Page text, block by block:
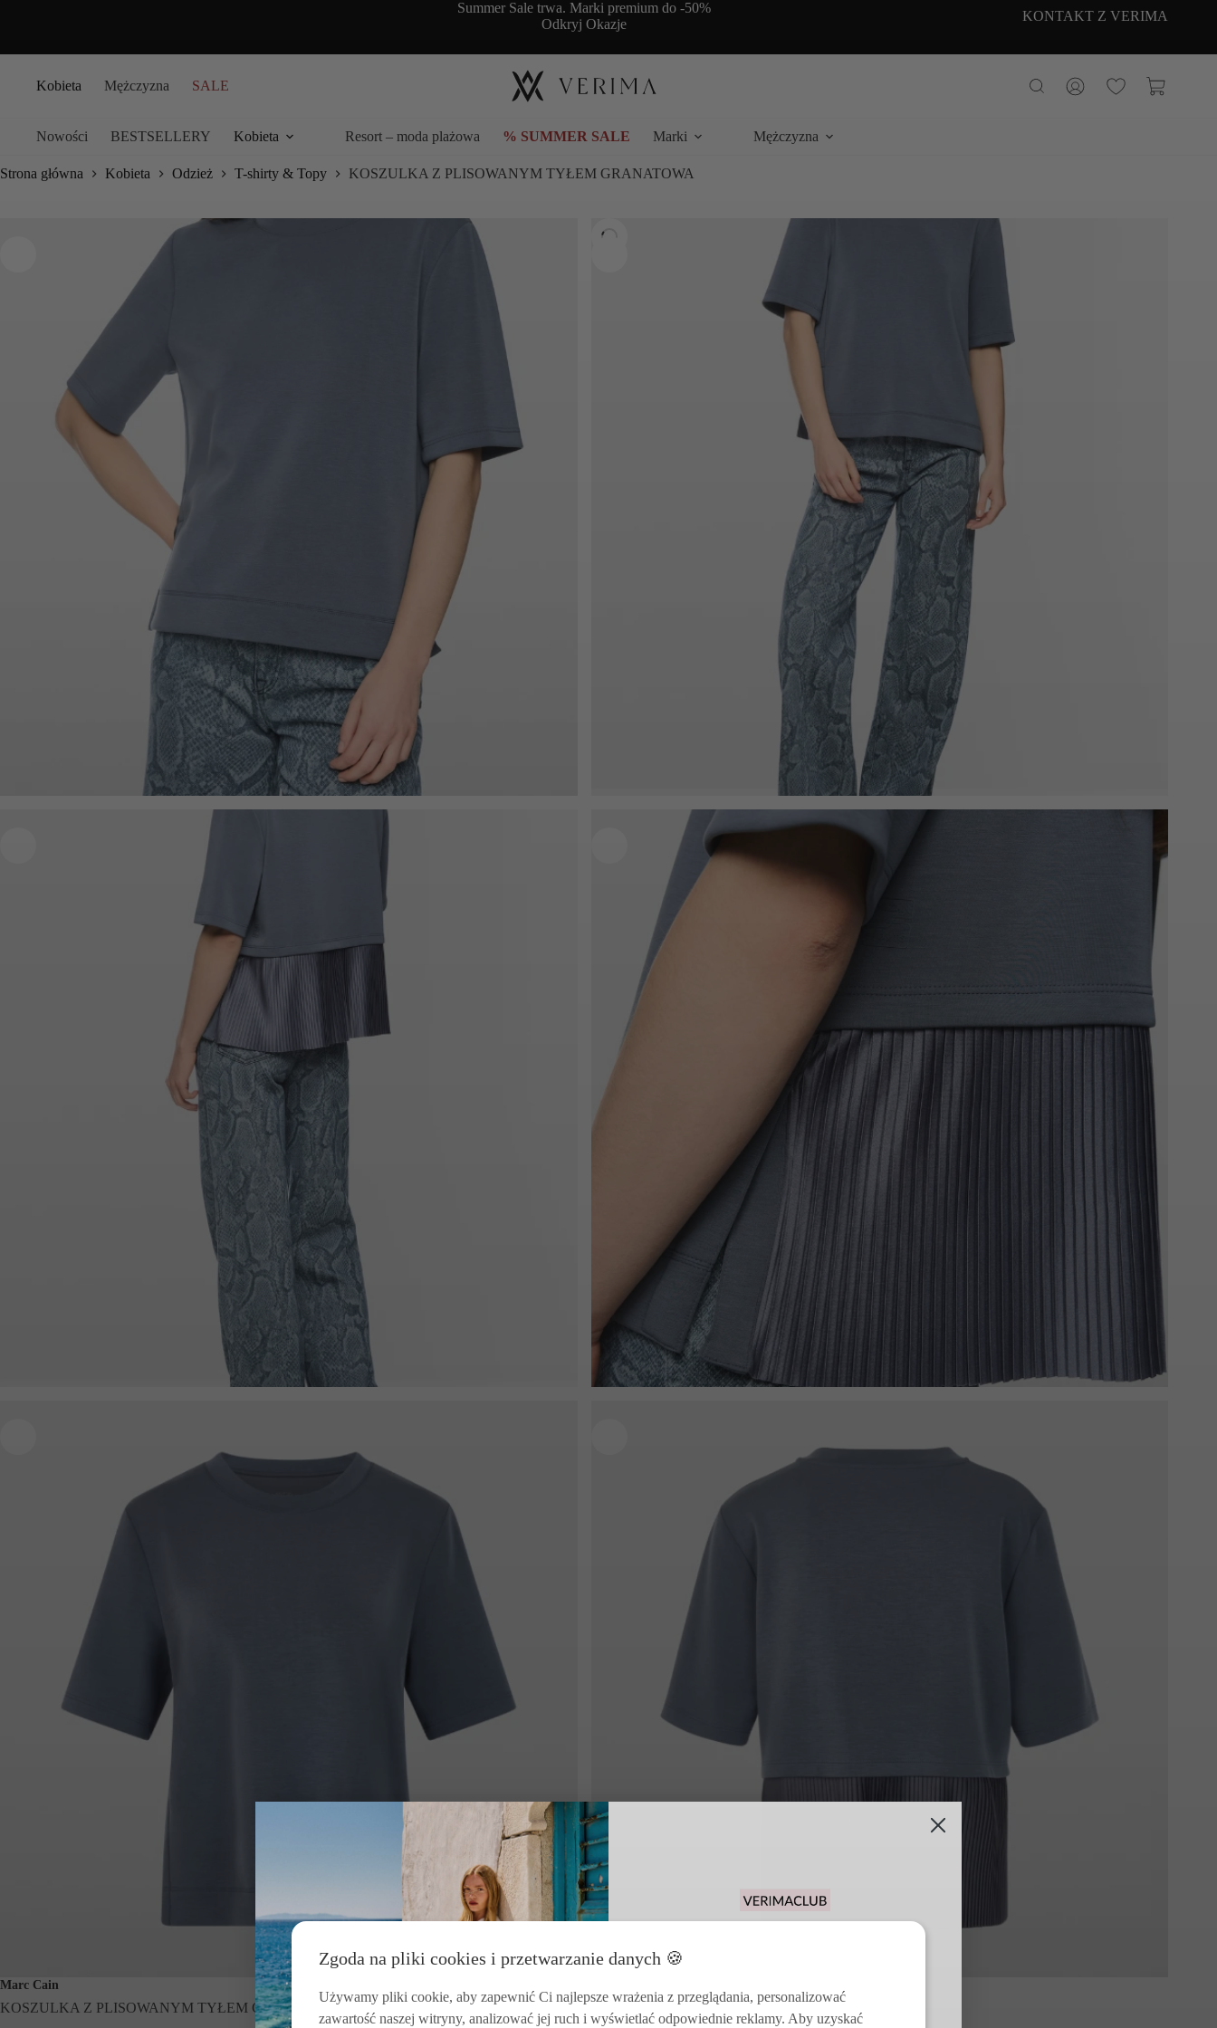
Summer Sale trwa. Marki premium do -50%
Odkryj Okazje
KONTAKT Z VERIMA
Kobieta Mężczyzna SALE Koszyk
Nowości BESTSELLERY Kobieta Resort – moda plażowa % SUMMER SALE Marki Mężczyzna
Strona główna Kobieta Odzież T-shirty & Topy KOSZULKA Z PLISOWANYM TYŁEM GRANATOWA
Marc Cain
KOSZULKA Z PLISOWANYM TYŁEM GRANATOWA
Zgoda na pliki cookies i przetwarzanie danych 🍪
Używamy pliki cookie, aby zapewnić Ci najlepsze wrażenia z przeglądania, personalizować
zawartość naszej witryny, analizować jej ruch i wyświetlać odpowiednie reklamy. Aby uzyskać
Odbierz 15% rabatu na pierwsze
zakupy i korzystaj z darmowych
zwrotów